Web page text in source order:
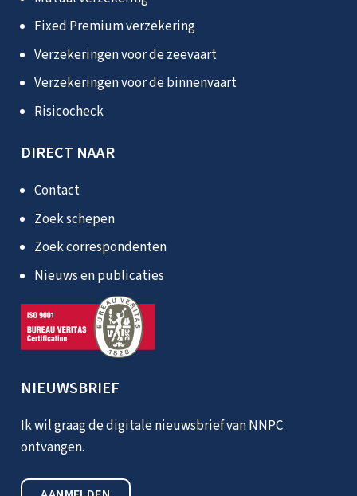
Fixed Premium verzekering
Verzekeringen voor de zeevaart
Verzekeringen voor de binnenvaart
Risicocheck
DIRECT NAAR
Contact
Zoek schepen
Zoek correspondenten
Nieuws en publicaties
NIEUWSBRIEF
Ik wil graag de digitale nieuwsbrief van NNPC
ontvangen.